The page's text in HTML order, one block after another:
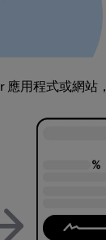
用程式或網